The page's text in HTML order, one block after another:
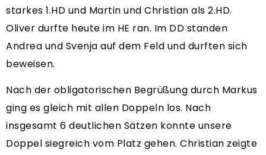
starkes 1.HD und Martin und Christian als 2.HD.
Oliver durfte heute im HE ran. Im DD standen
Andrea und Svenja auf dem Feld und durften sich
beweisen.
Nach der obligatorischen Begrüßung durch Markus
ging es gleich mit allen Doppeln los. Nach
insgesamt 6 deutlichen Sätzen konnte unsere
Doppel siegreich vom Platz gehen. Christian zeigte